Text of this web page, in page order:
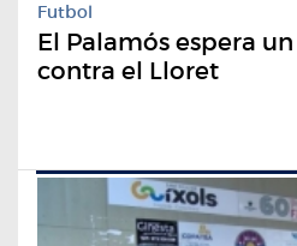
Futbol
El Palamós espera
contra el Lloret